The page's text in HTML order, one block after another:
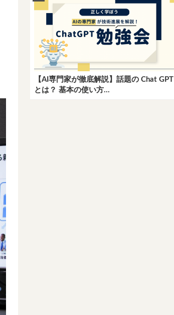
【AI専門家が徹底解説】話題の Chat GPT
とは？ 基本の使い方...